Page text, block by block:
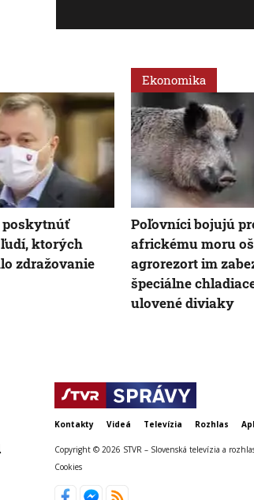
poskytnúť
ktorých
zdražovanie
Ekonomika
Poľovníci bojujú
africkému moru
agrorezort im
špeciálne
ulovené diviaky
Kontakty Videá Televízia Rozhlas
Copyright © 2026 STVR – Slovenská televízia a
Cookies